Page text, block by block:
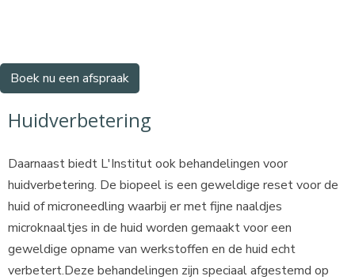
Boek nu een afspraak
Huidverbetering
Daarnaast biedt L'Institut ook behandelingen voor
huidverbetering. De biopeel is een geweldige reset voor de
huid of microneedling waarbij er met fijne naaldjes
microknaaltjes in de huid worden gemaakt voor een
geweldige opname van werkstoffen en de huid echt
verbetert.Deze behandelingen zijn speciaal afgestemd op